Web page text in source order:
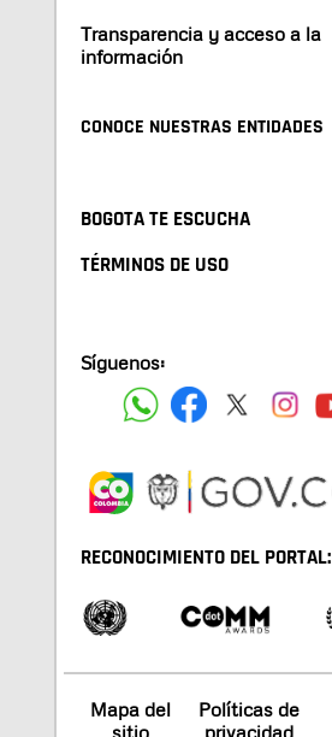
Transparencia y acceso a la
información
CONOCE NUESTRAS ENTIDADES
BOGOTA TE ESCUCHA
TÉRMINOS DE USO
Síguenos:
RECONOCIMIENTO DEL PORTAL:
Mapa del
Políticas de